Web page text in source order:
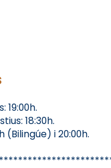
19:00h.
18:30h.
(Bilingúe) i 20:00h.